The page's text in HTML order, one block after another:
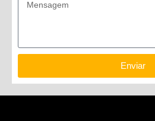
Enviar